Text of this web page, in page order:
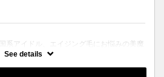
系アイドル、エイジング毛にお悩みの美魔
、メニューに対応できる髪質改善トリート
See details